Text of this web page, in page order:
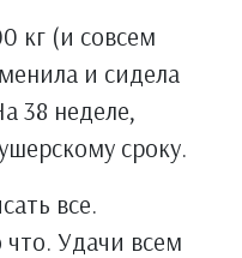
кг (и совсем
и сидела
38 неделе,
сроку.
все.
Удачи всем